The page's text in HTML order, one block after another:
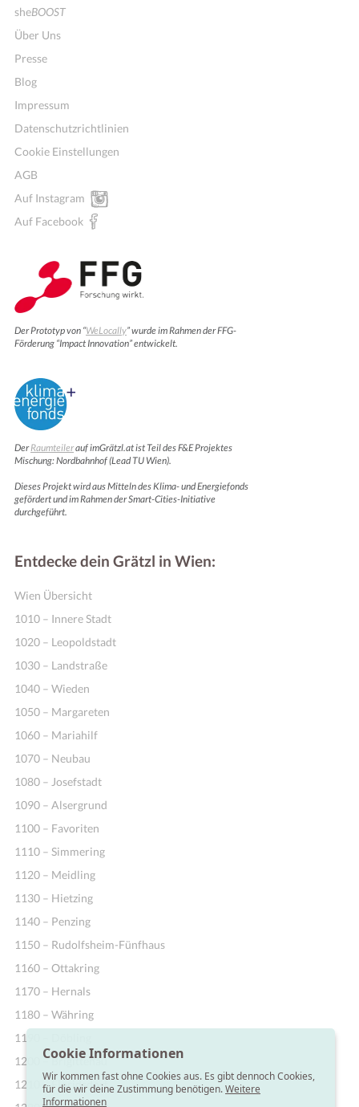
sheBOOST
Über Uns
Presse
Blog
Impressum
Datenschutzrichtlinien
Cookie Einstellungen
AGB
Auf Instagram
Auf Facebook
Der Prototyp von “WeLocally” wurde im Rahmen der FFG-
Förderung “Impact Innovation” entwickelt.
DerRaumteilerauf imGrätzl.at ist Teil des F&E Projektes
Mischung: Nordbahnhof (Lead TU Wien).
Dieses Projekt wird aus Mitteln des Klima- und Energiefonds
gefördert und im Rahmen der Smart-Cities-Initiative
durchgeführt.
Entdecke dein Grätzl in Wien:
Wien Übersicht
1010 – Innere Stadt
1020 – Leopoldstadt
1030 – Landstraße
1040 – Wieden
1050 – Margareten
1060 – Mariahilf
1070 – Neubau
1080 – Josefstadt
1090 – Alsergrund
1100 – Favoriten
1110 – Simmering
1120 – Meidling
1130 – Hietzing
1140 – Penzing
1150 – Rudolfsheim-Fünfhaus
1160 – Ottakring
1170 – Hernals
1180 – Währing
1190 – Döbling
1200 – Brigittenau
1210 – Floridsdorf
Cookie Informationen
Wir kommen fast ohne Cookies aus. Es gibt dennoch Cookies,
für die wir deine Zustimmung benötigen.Weitere
Informationen